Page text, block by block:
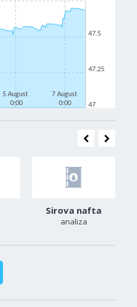
5 August
0:00
7 August
0:00
47
47.25
47.5
Sirova nafta
analiza